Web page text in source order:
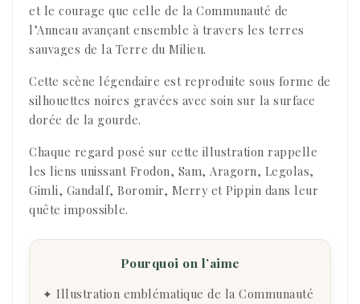
et le courage que celle de la Communauté de
l’Anneau avançant ensemble à travers les terres
sauvages de la Terre du Milieu.
Cette scène légendaire est reproduite sous forme de
silhouettes noires gravées avec soin sur la surface
dorée de la gourde.
Chaque regard posé sur cette illustration rappelle
les liens unissant Frodon, Sam, Aragorn, Legolas,
Gimli, Gandalf, Boromir, Merry et Pippin dans leur
quête impossible.
Pourquoi on l’aime
✦ Illustration emblématique de la Communauté